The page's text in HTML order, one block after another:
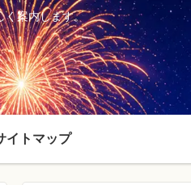
く案内します。
イトマップ